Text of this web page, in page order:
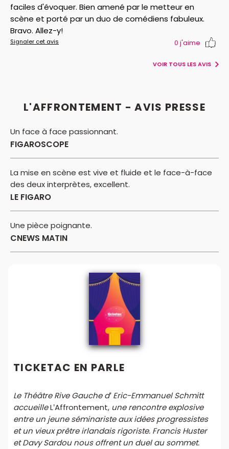
faciles d'évoquer. Bien amené par le metteur en
scène et porté par un duo de comédiens fabuleux.
Bravo. Allez-y!
Signaler cet avis 0 j'aime
VOIR TOUS LES AVIS
L'AFFRONTEMENT - AVIS PRESSE
Un face à face passionnant.
FIGAROSCOPE
La mise en scène est vive et fluide et le face-à-face
des deux interprètes, excellent.
LE FIGARO
Une pièce poignante.
CNEWS MATIN
TICKETAC EN PARLE
Le Théâtre Rive Gauche d’ Eric-Emmanuel Schmitt
accueilleL’Affrontement, une rencontre explosive
entre un jeune séminariste aux idées progressistes
et un vieux prêtre irlandais rigoriste. Francis Huster
et Davy Sardou nous offrent un duel au sommet.